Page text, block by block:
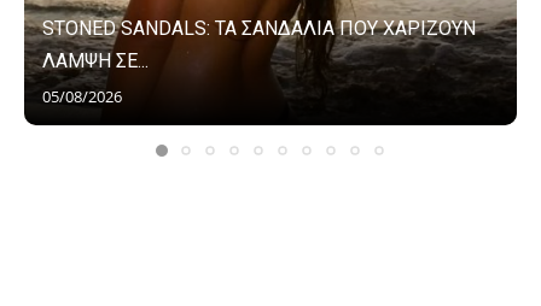
STONED SANDALS: ΤΑ ΣΑΝΔΑΛΙΑ ΠΟΥ ΧΑΡΙΖΟΥΝ
ΛΑΜΨΗ ΣΕ...
05/08/2026